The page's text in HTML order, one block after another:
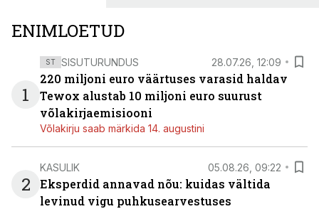
ENIMLOETUD
1
ST SISUTURUNDUS 28.07.26, 12:09
220 miljoni euro väärtuses varasid haldav
Tewox alustab 10 miljoni euro suurust
võlakirjaemisiooni
Võlakirju saab märkida 14. augustini
2
KASULIK 05.08.26, 09:22
Eksperdid annavad nõu: kuidas vältida
levinud vigu puhkusearvestuses